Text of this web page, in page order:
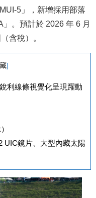
5」，新增採用部落
。預計於 2026 年 6 月
含稅）。
]
利線條視覺化呈現躍動
UIC鏡片、大型內藏太陽